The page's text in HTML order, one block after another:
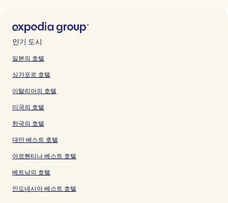
인기 도시
일본의 호텔
싱가포르 호텔
이탈리아의 호텔
미국의 호텔
한국의 호텔
대만 베스트 호텔
아르헨티나 베스트 호텔
베트남의 호텔
인도네시아 베스트 호텔